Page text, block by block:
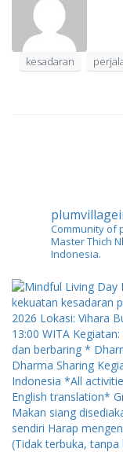
kesadaran
Community of
Master Thich
Indonesia.